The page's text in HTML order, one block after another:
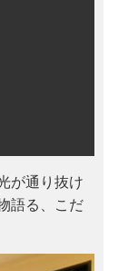
が通り抜け
語る、こだ